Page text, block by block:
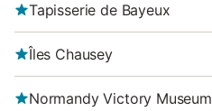
Tapisserie de Bayeux
Îles Chausey
Normandy Victory Museum